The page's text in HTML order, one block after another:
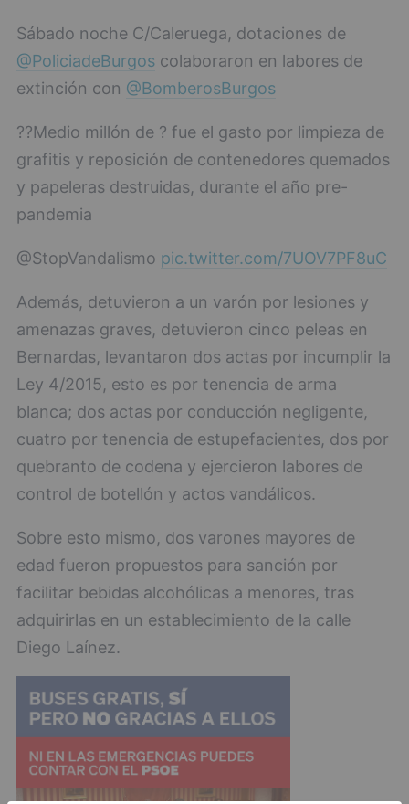
Sábado noche C/Caleruega, dotaciones de
@PoliciadeBurgos colaboraron en labores de
extinción con @BomberosBurgos
??Medio millón de ? fue el gasto por limpieza de
grafitis y reposición de contenedores quemados
y papeleras destruidas, durante el año pre-
pandemia
@StopVandalismo pic.twitter.com/7UOV7PF8uC
Además, detuvieron a un varón por lesiones y
amenazas graves, detuvieron cinco peleas en
Bernardas, levantaron dos actas por incumplir la
Ley 4/2015, esto es por tenencia de arma
blanca; dos actas por conducción negligente,
cuatro por tenencia de estupefacientes, dos por
quebranto de codena y ejercieron labores de
control de botellón y actos vandálicos.
Sobre esto mismo, dos varones mayores de
edad fueron propuestos para sanción por
facilitar bebidas alcohólicas a menores, tras
adquirirlas en un establecimiento de la calle
Diego Laínez.